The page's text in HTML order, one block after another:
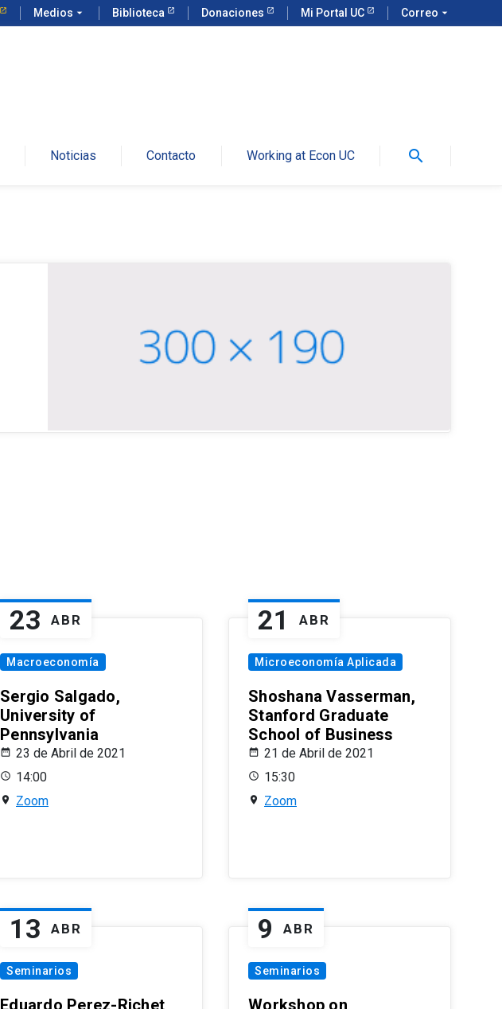
Medios arrow_drop_down Biblioteca Donaciones Mi Portal UC Correo arrow_drop_down
Noticias Contacto Working at Econ UC search
23 ABR
Macroeconomía
Sergio Salgado,
University of
Pennsylvania
23 de Abril de 2021
14:00
Zoom
21 ABR
Microeconomía Aplicada
Shoshana Vasserman,
Stanford Graduate
School of Business
21 de Abril de 2021
15:30
Zoom
13 ABR
Seminarios
9 ABR
Seminarios